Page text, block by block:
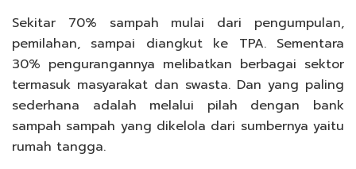
Sekitar 70% sampah mulai dari pengumpulan,
pemilahan, sampai diangkut ke TPA. Sementara
30% pengurangannya melibatkan berbagai sektor
termasuk masyarakat dan swasta. Dan yang paling
sederhana adalah melalui pilah dengan bank
sampah sampah yang dikelola dari sumbernya yaitu
rumah tangga.